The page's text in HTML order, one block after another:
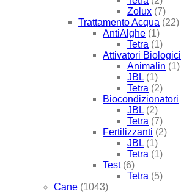
Zolux (7)
Trattamento Acqua (22)
AntiAlghe (1)
Tetra (1)
Attivatori Biologici
Animalin (1)
JBL (1)
Tetra (2)
Biocondizionatori
JBL (2)
Tetra (7)
Fertilizzanti (2)
JBL (1)
Tetra (1)
Test (6)
Tetra (5)
Cane (1043)